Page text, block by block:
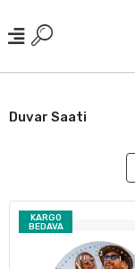
Duvar Saati
KARGO
BEDAVA